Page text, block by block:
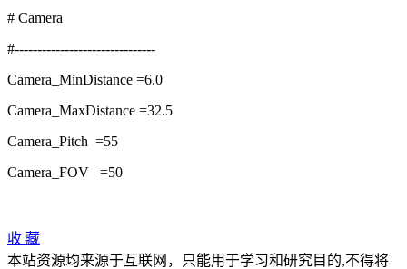
# Camera
#-------------------------------
Camera_MinDistance =6.0
Camera_MaxDistance =32.5
Camera_Pitch =55
Camera_FOV =50
收 藏
本站资源均来源于互联网，只能用于学习和研究目的,不得将